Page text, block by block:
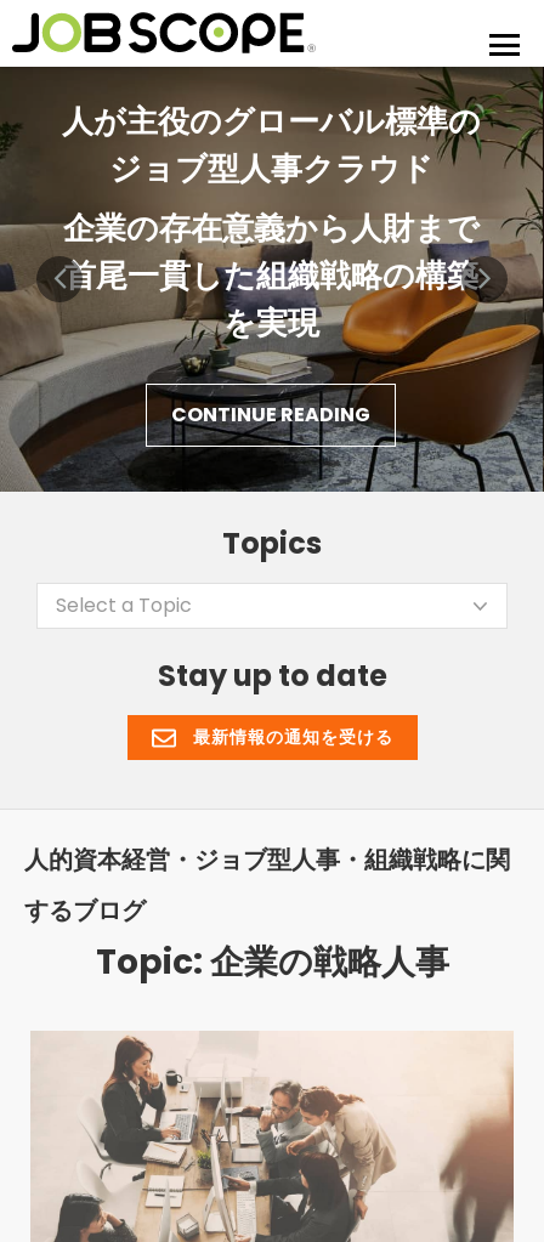
人が主役のグローバル標準の
ジョブ型人事クラウド
企業の存在意義から人財まで
首尾一貫した組織戦略の構築
を実現
CONTINUE READING
Topics
Select a Topic
Stay up to date
最新情報の通知を受ける
人的資本経営・ジョブ型人事・組織戦略に関
するブログ
Topic: 企業の戦略人事